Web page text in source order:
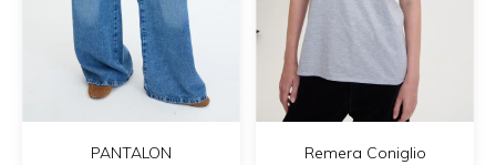
PANTALON
Remera Coniglio